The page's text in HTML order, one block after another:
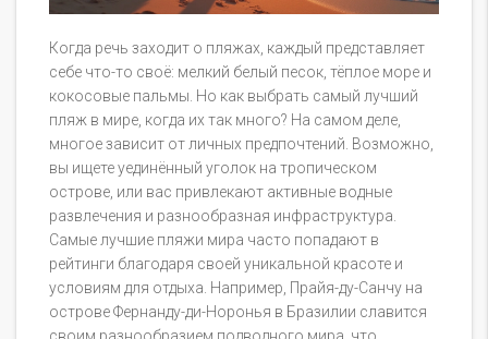
Когда речь заходит о пляжах, каждый представляет
себе что-то своё: мелкий белый песок, тёплое море и
кокосовые пальмы. Но как выбрать самый лучший
пляж в мире, когда их так много? На самом деле,
многое зависит от личных предпочтений. Возможно,
вы ищете уединённый уголок на тропическом
острове, или вас привлекают активные водные
развлечения и разнообразная инфраструктура.
Самые лучшие пляжи мира часто попадают в
рейтинги благодаря своей уникальной красоте и
условиям для отдыха. Например, Прайя-ду-Санчу на
острове Фернанду-ди-Норонья в Бразилии славится